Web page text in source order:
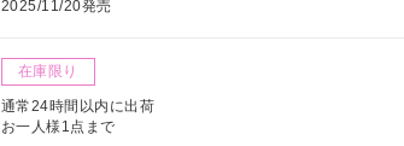
2025/11/20発売
在庫限り
通常24時間以内に出荷
お一人様1点まで